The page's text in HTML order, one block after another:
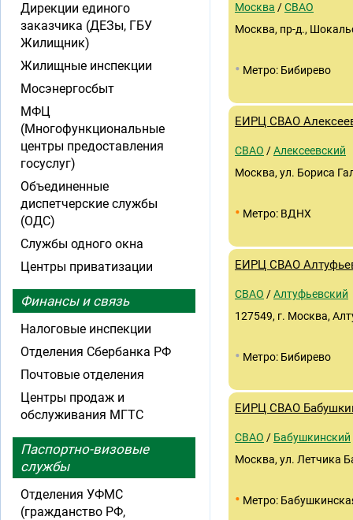
Москва /СВАО
Москва, пр-д.,
• Метро: Бибирево
ЕИРЦ СВАО
СВАО /Алексеевский
Москва, ул. Бориса
• Метро: ВДНХ
ЕИРЦ СВАО
СВАО /Алтуфьевский
127549, г. Москва,
• Метро: Бибирево
ЕИРЦ СВАО
СВАО / Бабушкинский
Москва, ул. Летчика
• Метро:
Дирекции единого
заказчика (ДЕЗы, ГБУ
Жилищник)
Жилищные инспекции
Мосэнергосбыт
МФЦ
(Многофункциональные
центры предоставления
госуслуг)
Объединенные
диспетчерские службы
(ОДС)
Службы одного окна
Центры приватизации
Финансы и связь
Налоговые инспекции
Отделения Сбербанка РФ
Почтовые отделения
Центры продаж и
обслуживания МГТС
Паспортно-визовые
службы
Отделения УФМС
(гражданство РФ,